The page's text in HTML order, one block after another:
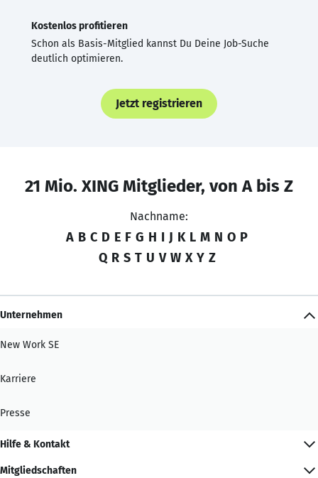
Kostenlos profitieren
Schon als Basis-Mitglied kannst Du Deine Job-Suche
deutlich optimieren.
Jetzt registrieren
21 Mio. XING Mitglieder, von A bis Z
Nachname:
A B C D E F G H I J K L M N O P
Q R S T U V W X Y Z
Unternehmen
New Work SE
Karriere
Presse
Hilfe & Kontakt
Mitgliedschaften